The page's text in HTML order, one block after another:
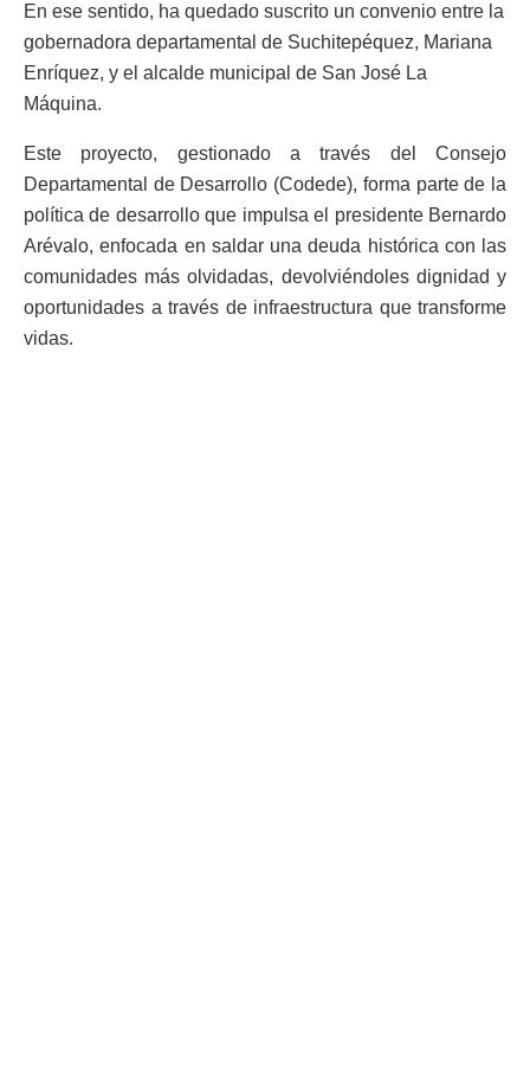
En ese sentido, ha quedado suscrito un convenio entre la
gobernadora departamental de Suchitepéquez, Mariana
Enríquez, y el alcalde municipal de San José La
Máquina.
Este proyecto, gestionado a través del Consejo
Departamental de Desarrollo (Codede), forma parte de la
política de desarrollo que impulsa el presidente Bernardo
Arévalo, enfocada en saldar una deuda histórica con las
comunidades más olvidadas, devolviéndoles dignidad y
oportunidades a través de infraestructura que transforme
vidas.